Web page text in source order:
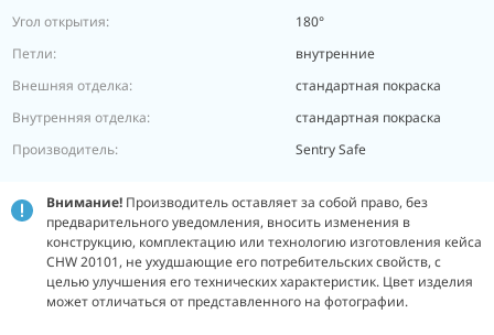
Угол открытия:
180°
Петли:
внутренние
Внешняя отделка:
стандартная покраска
Внутренняя отделка:
стандартная покраска
Производитель:
Sentry Safe
Внимание! Производитель оставляет за собой право, без
предварительного уведомления, вносить изменения в
конструкцию, комплектацию или технологию изготовления кейса
CHW 20101, не ухудшающие его потребительских свойств, с
целью улучшения его технических характеристик. Цвет изделия
может отличаться от представленного на фотографии.